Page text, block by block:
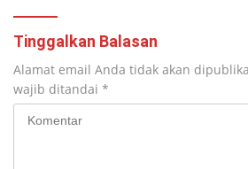
Tinggalkan Balasan
Alamat email Anda tidak akan
wajib ditandai *